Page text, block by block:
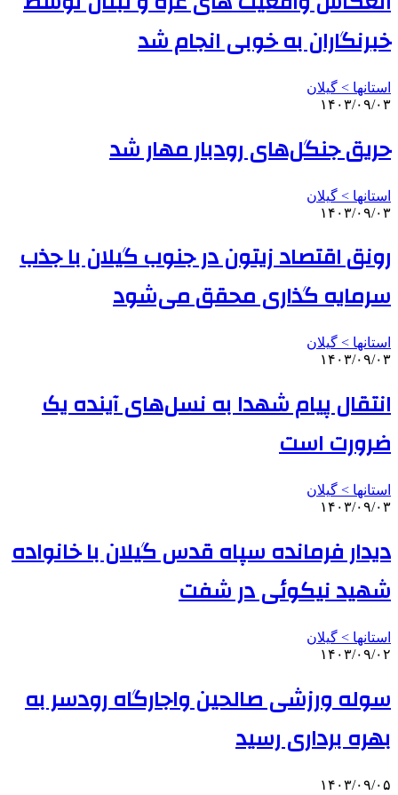
خبرنگاران به خوبی انجام شد
استانها > گیلان
۱۴۰۳/۰۹/۰۳
حریق جنگل‌های رودبار مهار شد
استانها > گیلان
۱۴۰۳/۰۹/۰۳
رونق اقتصاد زیتون در جنوب گیلان با جذب
سرمایه گذاری محقق می‌شود
استانها > گیلان
۱۴۰۳/۰۹/۰۳
انتقال پیام شهدا به نسل‌های آینده یک
ضرورت است
استانها > گیلان
۱۴۰۳/۰۹/۰۳
دیدار فرمانده سپاه قدس گیلان با خانواده
شهید نیکوئی در شفت
استانها > گیلان
۱۴۰۳/۰۹/۰۲
سوله ورزشی صالحین واجارگاه رودسر به
بهره برداری رسید
۱۴۰۳/۰۹/۰۵